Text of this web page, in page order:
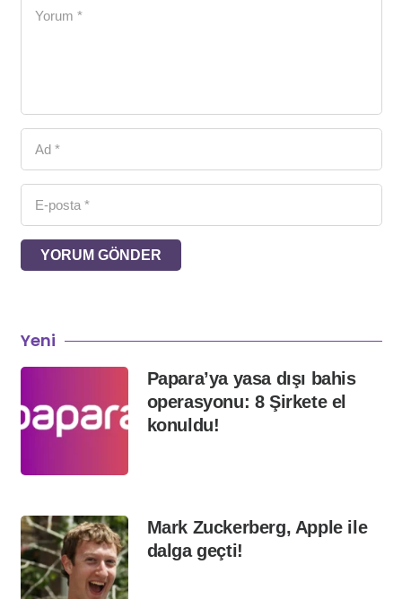
YORUM GÖNDER
Yeni
Papara’ya yasa dışı bahis
operasyonu: 8 Şirkete el
konuldu!
Mark Zuckerberg, Apple ile
dalga geçti!